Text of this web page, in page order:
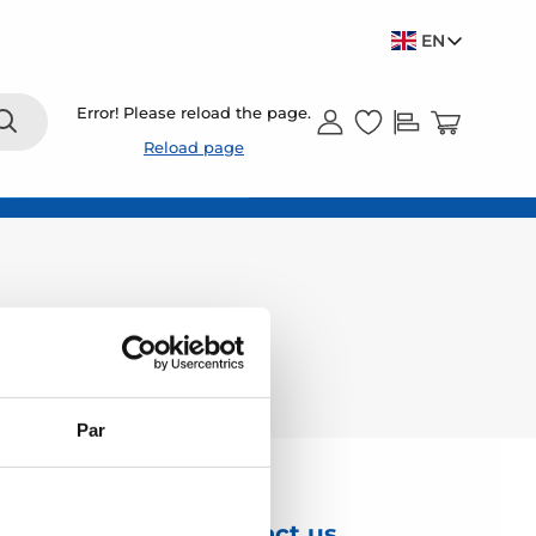
Par
EN
Error! Please reload the page.
Reload page